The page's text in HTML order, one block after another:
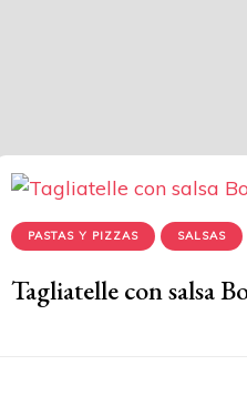
PASTAS Y PIZZAS SALSAS
Tagliatelle con salsa